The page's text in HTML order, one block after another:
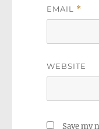
EMAIL *
WEBSITE
Save my